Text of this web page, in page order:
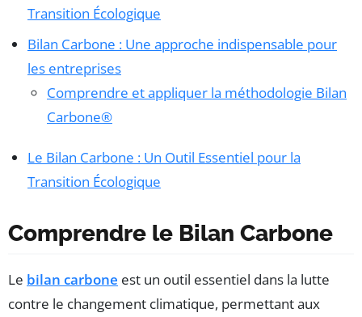
Transition Écologique
Bilan Carbone : Une approche indispensable pour
les entreprises
Comprendre et appliquer la méthodologie Bilan
Carbone®
Le Bilan Carbone : Un Outil Essentiel pour la
Transition Écologique
Comprendre le Bilan Carbone
Le bilan carbone est un outil essentiel dans la lutte
contre le changement climatique, permettant aux